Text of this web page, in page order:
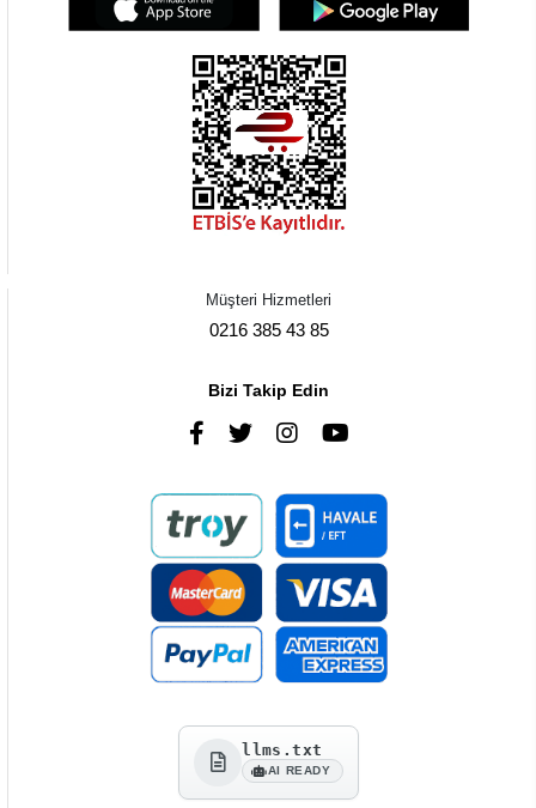
Müşteri Hizmetleri
0216 385 43 85
Bizi Takip Edin
llms.txt
AI READY